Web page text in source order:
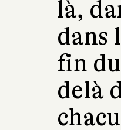
là,
dans
fin
delà